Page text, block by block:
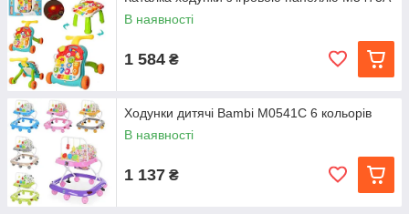
В наявності
1 584 ₴
Ходунки дитячі Bambi M0541C 6 кольорів
В наявності
1 137 ₴